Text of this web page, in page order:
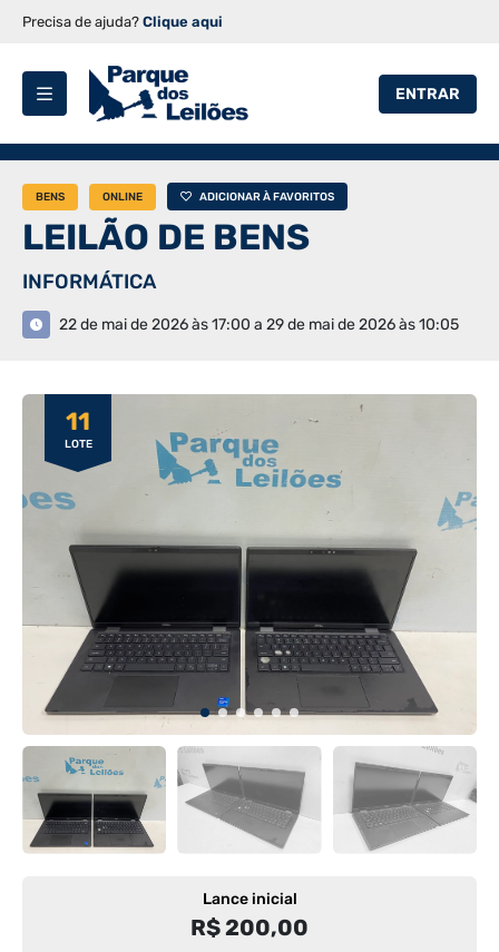
Precisa de ajuda? Clique aqui
ENTRAR
BENS ONLINE ADICIONAR À FAVORITOS
LEILÃO DE BENS
INFORMÁTICA
22 de mai de 2026 às 17:00 a 29 de mai de 2026 às 10:05
11
LOTE
Lance inicial
R$ 200,00